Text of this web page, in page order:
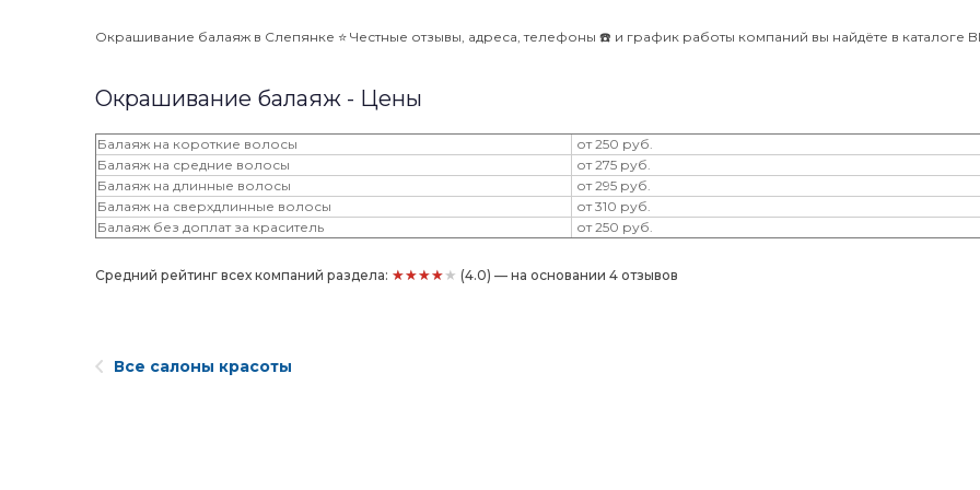
Окрашивание балаяж в Слепянке ⭐️ Честные отзывы, адреса, телефоны ☎️ и график работы компаний вы найдёте в каталоге
Окрашивание балаяж - Цены
Балаяж на короткие волосы
от 250 руб.
Балаяж на средние волосы
от 275 руб.
Балаяж на длинные волосы
от 295 руб.
Балаяж на сверхдлинные волосы
от 310 руб.
Балаяж без доплат за краситель
от 250 руб.
Средний рейтинг всех компаний раздела: ★★★★★ (4.0) — на основании 4 отзывов
Все салоны красоты